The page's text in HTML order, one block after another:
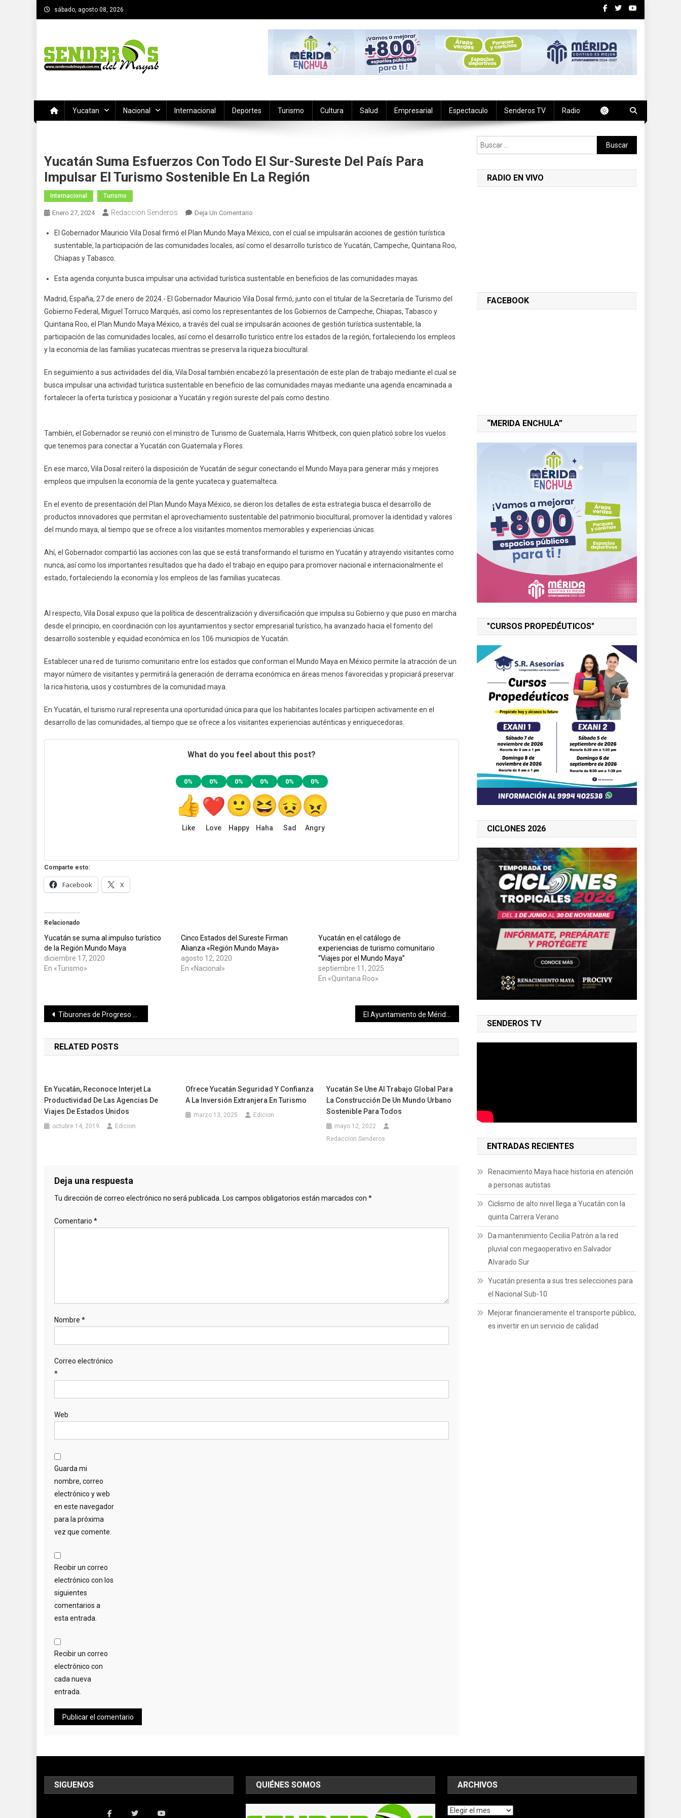
Saltar
al
sábado, agosto 08, 2026
Yucatan Nacional Internacional Deportes Turismo Cultura Salud Empresarial Espectaculo Senderos TV Radio
Yucatán Suma Esfuerzos Con Todo El Sur-Sureste Del País Para
Impulsar El Turismo Sostenible En La Región
Internacional Turismo
Enero 27, 2024 Redaccion Senderos Deja Un Comentario
Suma
Esfuerzos
El
Sur-
País
Para
Impulsar
Turismo
Sostenible
En
El Gobernador Mauricio Vila Dosal firmó el Plan Mundo Maya México, con el cual se impulsarán acciones de gestión turística
sustentable, la participación de las comunidades locales, así como el desarrollo turístico de Yucatán, Campeche, Quintana Roo,
Chiapas y Tabasco.
Esta agenda conjunta busca impulsar una actividad turística sustentable en beneficios de las comunidades mayas.
Madrid, España, 27 de enero de 2024.- El Gobernador Mauricio Vila Dosal firmó, junto con el titular de la Secretaría de Turismo del
Gobierno Federal, Miguel Torruco Marqués, así como los representantes de los Gobiernos de Campeche, Chiapas, Tabasco y
Quintana Roo, el Plan Mundo Maya México, a través del cual se impulsarán acciones de gestión turística sustentable, la
participación de las comunidades locales, así como el desarrollo turístico entre los estados de la región, fortaleciendo los empleos
y la economía de las familias yucatecas mientras se preserva la riqueza biocultural.
En seguimiento a sus actividades del día, Vila Dosal también encabezó la presentación de este plan de trabajo mediante el cual se
busca impulsar una actividad turística sustentable en beneficio de las comunidades mayas mediante una agenda encaminada a
fortalecer la oferta turística y posicionar a Yucatán y región sureste del país como destino.
También, el Gobernador se reunió con el ministro de Turismo de Guatemala, Harris Whitbeck, con quien platicó sobre los vuelos
que tenemos para conectar a Yucatán con Guatemala y Flores.
En ese marco, Vila Dosal reiteró la disposición de Yucatán de seguir conectando el Mundo Maya para generar más y mejores
empleos que impulsen la economía de la gente yucateca y guatemalteca.
En el evento de presentación del Plan Mundo Maya México, se dieron los detalles de esta estrategia busca el desarrollo de
productos innovadores que permitan el aprovechamiento sustentable del patrimonio biocultural, promover la identidad y valores
del mundo maya, al tiempo que se ofrece a los visitantes momentos memorables y experiencias únicas.
Ahí, el Gobernador compartió las acciones con las que se está transformando el turismo en Yucatán y atrayendo visitantes como
nunca, así como los importantes resultados que ha dado el trabajo en equipo para promover nacional e internacionalmente el
estado, fortaleciendo la economía y los empleos de las familias yucatecas.
Al respecto, Vila Dosal expuso que la política de descentralización y diversificación que impulsa su Gobierno y que puso en marcha
desde el principio, en coordinación con los ayuntamientos y sector empresarial turístico, ha avanzado hacia el fomento del
desarrollo sostenible y equidad económica en los 106 municipios de Yucatán.
Establecer una red de turismo comunitario entre los estados que conforman el Mundo Maya en México permite la atracción de un
mayor número de visitantes y permitirá la generación de derrama económica en áreas menos favorecidas y propiciará preservar
la rica historia, usos y costumbres de la comunidad maya.
En Yucatán, el turismo rural representa una oportunidad única para que los habitantes locales participen activamente en el
desarrollo de las comunidades, al tiempo que se ofrece a los visitantes experiencias auténticas y enriquecedoras.
What do you feel about this post?
0%
Like
0%
Love
0%
Happy
0%
Haha
0%
Sad
0%
Angry
Comparte esto:
Facebook X
Relacionado
Yucatán se suma al impulso turístico
de la Región Mundo Maya
diciembre 17, 2020
En «Turismo»
Cinco Estados del Sureste Firman
Alianza «Región Mundo Maya»
agosto 12, 2020
En «Nacional»
Yucatán en el catálogo de
experiencias de turismo comunitario
“Viajes por el Mundo Maya”
septiembre 11, 2025
En «Quintana Roo»
Navegación
de
entradas
Tiburones de Progreso empata ante Pioneros Jrs. pero se quedan con el punto extra
RELATED POSTS
En Yucatán, Reconoce Interjet La
Productividad De Las Agencias De
Viajes De Estados Unidos
octubre 14, 2019 Edicion
Ofrece Yucatán Seguridad Y Confianza
A La Inversión Extranjera En Turismo
marzo 13, 2025 Edicion
Yucatán Se Une Al Trabajo Global Para
La Construcción De Un Mundo Urbano
Sostenible Para Todos
mayo 12, 2022
Redaccion Senderos
Deja una respuesta
Tu dirección de correo electrónico no será publicada. Los campos obligatorios están marcados con *
Comentario *
Nombre *
Correo electrónico
*
Web
Guarda mi
nombre, correo
electrónico y web
en este navegador
para la próxima
vez que comente.
Recibir un correo
electrónico con los
siguientes
comentarios a
esta entrada.
Recibir un correo
electrónico con
cada nueva
entrada.
Buscar:
RADIO EN VIVO
FACEBOOK
“MERIDA ENCHULA”
"CURSOS PROPEDÉUTICOS"
CICLONES 2026
SENDEROS TV
ENTRADAS RECIENTES
Renacimiento Maya hace historia en atención
a personas autistas
Ciclismo de alto nivel llega a Yucatán con la
quinta Carrera Verano
Da mantenimiento Cecilia Patrón a la red
pluvial con megaoperativo en Salvador
Alvarado Sur
Yucatán presenta a sus tres selecciones para
el Nacional Sub-10
Mejorar financieramente el transporte público,
es invertir en un servicio de calidad
SIGUENOS QUIÉNES SOMOS ARCHIVOS
Archivos